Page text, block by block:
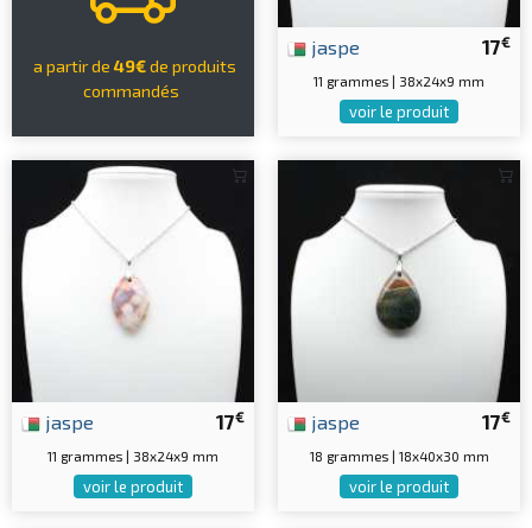
a partir de 49€de produits
commandés
17€
jaspe
11 grammes | 38x24x9 mm
voir le produit
17€
jaspe
11 grammes | 38x24x9 mm
voir le produit
17€
jaspe
18 grammes | 18x40x30 mm
voir le produit